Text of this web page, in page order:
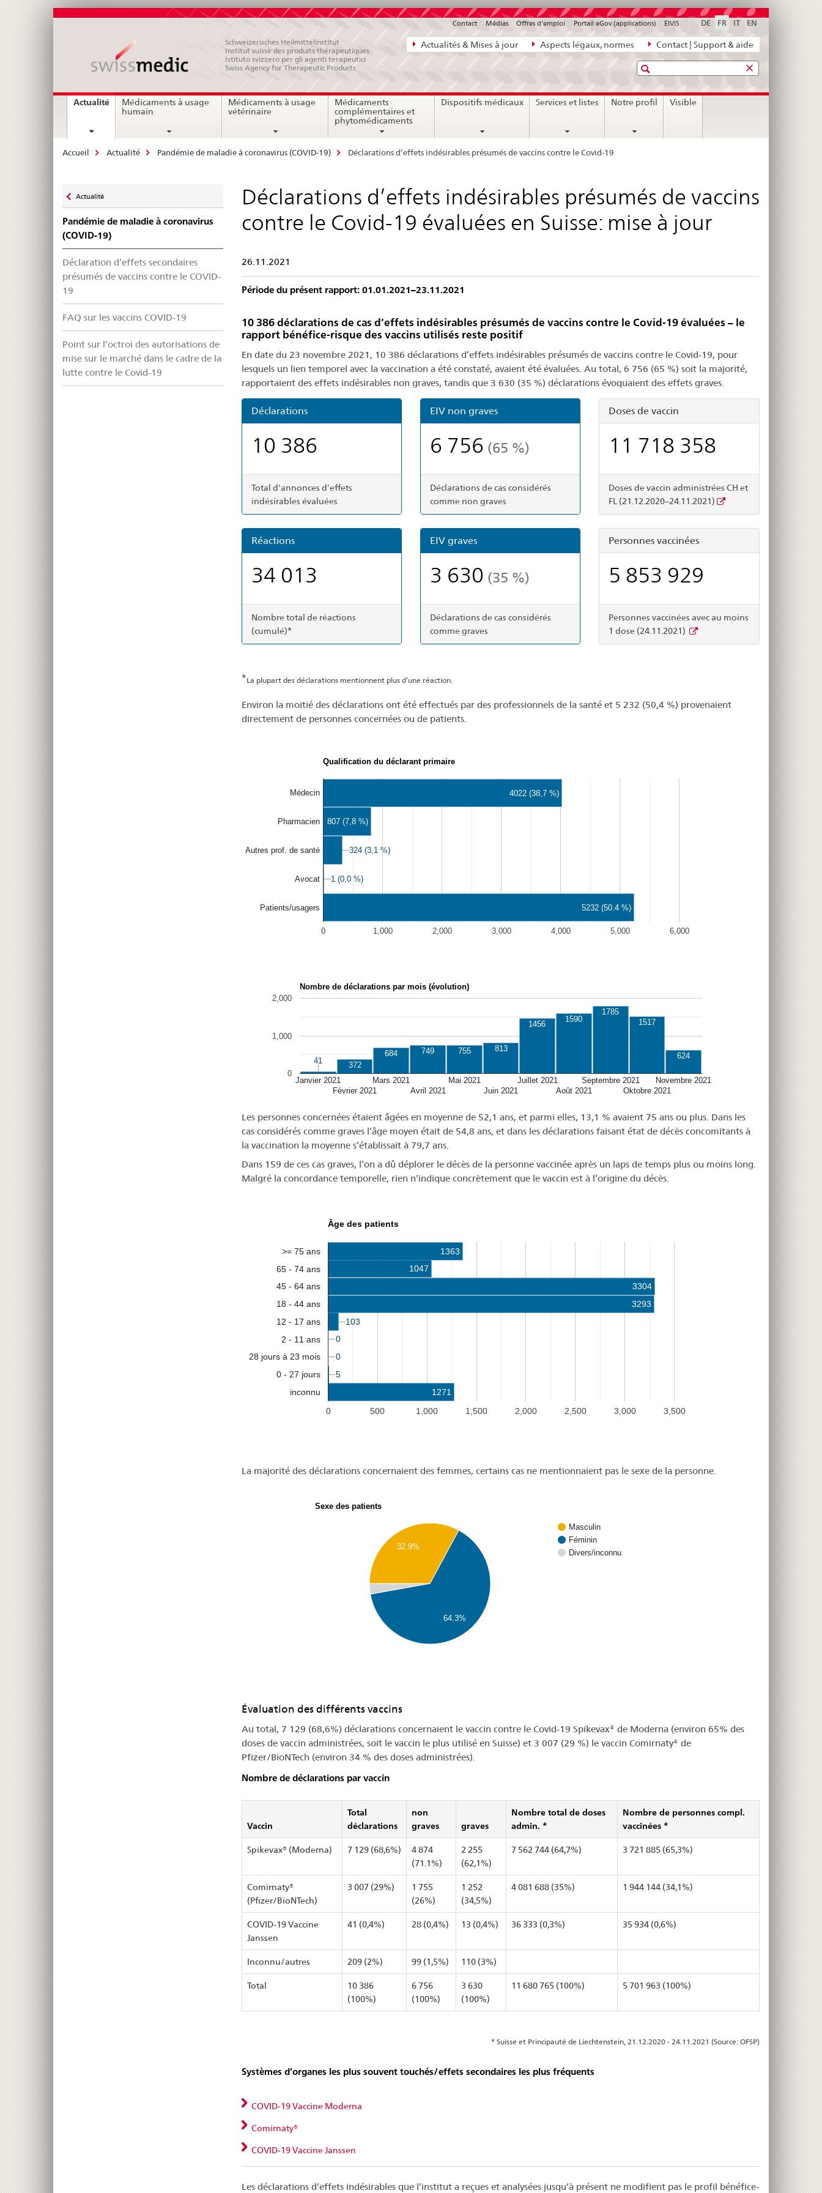
Navigation
directe:
bases
juridiques,
contact
Actualités & Mises à jour Aspects légaux, normes Contact | Support & aide
DE FR IT EN
Contact Médias Offres d'emploi Portail eGov (applications) ElViS
Schweizerisches Heilmittelinstitut
Institut suisse des produits thérapeutiques
Istituto svizzero per gli agenti terapeutici
Swiss Agency for Therapeutic Products
Recherche
Navigation
Actualitécurrent
page
Médicaments à usage
humain
Médicaments à usage
vétérinaire
Médicaments
complémentaires et
phytomédicaments
Dispositifs médicaux Services et listes Notre profil Visible
Breadcrumb
Accueil Actualité Pandémie de maladie à coronavirus (COVID-19) Déclarations d’effets indésirables présumés de vaccins contre le Covid-19
zu
Actualité
Pandémie de maladie à coronavirus
(COVID-19)
Déclaration d’effets secondaires
présumés de vaccins contre le COVID-
19
FAQ sur les vaccins COVID-19
Point sur l’octroi des autorisations de
mise sur le marché dans le cadre de la
lutte contre le Covid-19
Déclarations d’effets indésirables présumés de vaccins
contre le Covid-19 évaluées en Suisse: mise à jour
26.11.2021
Période du présent rapport: 01.01.2021–23.11.2021
10 386 déclarations de cas d’effets indésirables présumés de vaccins contre le Covid-19 évaluées – le
rapport bénéfice-risque des vaccins utilisés reste positif
En date du 23 novembre 2021, 10 386 déclarations d’effets indésirables présumés de vaccins contre le Covid-19, pour
lesquels un lien temporel avec la vaccination a été constaté, avaient été évaluées. Au total, 6 756 (65 %) soit la majorité,
rapportaient des effets indésirables non graves, tandis que 3 630 (35 %) déclarations évoquaient des effets graves.
Déclarations
10 386
Total d'annonces d’effets
indésirables évaluées
Réactions
34 013
Nombre total de réactions
(cumulé)*
EIV non graves
6 756 (65 %)
Déclarations de cas considérés
comme non graves
EIV graves
3 630 (35 %)
Déclarations de cas considérés
comme graves
Doses de vaccin
11 718 358
Doses de vaccin administrées CH et
FL (21.12.2020–24.11.2021)
Personnes vaccinées
5 853 929
Personnes vaccinées avec au moins
1 dose (24.11.2021)
*La plupart des déclarations mentionnent plus d’une réaction.
Environ la moitié des déclarations ont été effectués par des professionnels de la santé et 5 232 (50,4 %) provenaient
directement de personnes concernées ou de patients.
Qualification du déclarant primaire
0 1,000 2,000 3,000 4,000 5,000 6,000
Médecin
Pharmacien
Autres prof. de santé
Avocat
Patients/usagers
4022 (38,7 %)
807 (7,8 %)
324 (3,1 %)
324 (3,1 %)
1 (0,0 %)
1 (0,0 %)
5232 (50.4 %)
Nombre de déclarations par mois (évolution)
Janvier 2021
Février 2021
Mars 2021
Avril 2021
Mai 2021
Juin 2021
Juillet 2021
Août 2021
Septembre 2021
Oktobre 2021
Novembre 2021
0
1,000
2,000
41
41 372
684 749 755 813
1456
1590
1785
1517
624
Les personnes concernées étaient âgées en moyenne de 52,1 ans, et parmi elles, 13,1 % avaient 75 ans ou plus. Dans les
cas considérés comme graves l’âge moyen était de 54,8 ans, et dans les déclarations faisant état de décès concomitants à
la vaccination la moyenne s’établissait à 79,7 ans.
Dans 159 de ces cas graves, l’on a dû déplorer le décès de la personne vaccinée après un laps de temps plus ou moins long.
Malgré la concordance temporelle, rien n’indique concrètement que le vaccin est à l’origine du décès.
Âge des patients
0 500 1,000 1,500 2,000 2,500 3,000 3,500
>= 75 ans
65 - 74 ans
45 - 64 ans
18 - 44 ans
12 - 17 ans
2 - 11 ans
28 jours à 23 mois
0 - 27 jours
inconnu
1363
1047
3304
3293
103
103
0
0
0
0
5
5
1271
La majorité des déclarations concernaient des femmes, certains cas ne mentionnaient pas le sexe de la personne.
Sexe des patients
Masculin
Féminin
Divers/inconnu
64.3%
32.9%
Évaluation des différents vaccins
Au total, 7 129 (68,6%) déclarations concernaient le vaccin contre le Covid-19 Spikevax® de Moderna (environ 65% des
doses de vaccin administrées, soit le vaccin le plus utilisé en Suisse) et 3 007 (29 %) le vaccin Comirnaty® de
Pfizer/BioNTech (environ 34 % des doses administrées).
Nombre de déclarations par vaccin
Vaccin
Total
déclarations
non
graves
graves
Nombre total de doses
admin. *
Nombre de personnes compl.
vaccinées *
Spikevax® (Moderna) 7 129 (68,6%)
4 874
(71.1%)
2 255
(62,1%)
7 562 744 (64,7%) 3 721 885 (65,3%)
Comirnaty®
(Pfizer/BioNTech)
3 007 (29%)
1 755
(26%)
1 252
(34,5%)
4 081 688 (35%) 1 944 144 (34,1%)
COVID-19 Vaccine
Janssen
41 (0,4%) 28 (0,4%) 13 (0,4%) 36 333 (0,3%) 35 934 (0,6%)
Inconnu/autres 209 (2%) 99 (1,5%) 110 (3%)
Total
10 386
(100%)
6 756
(100%)
3 630
(100%)
11 680 765 (100%) 5 701 963 (100%)
* Suisse et Principauté de Liechtenstein, 21.12.2020 - 24.11.2021 (Source: OFSP)
Systèmes d’organes les plus souvent touchés/effets secondaires les plus fréquents
COVID-19 Vaccine Moderna
Comirnaty®
COVID-19 Vaccine Janssen
Les déclarations d’effets indésirables que l’institut a reçues et analysées jusqu’à présent ne modifient pas le profil bénéfice-